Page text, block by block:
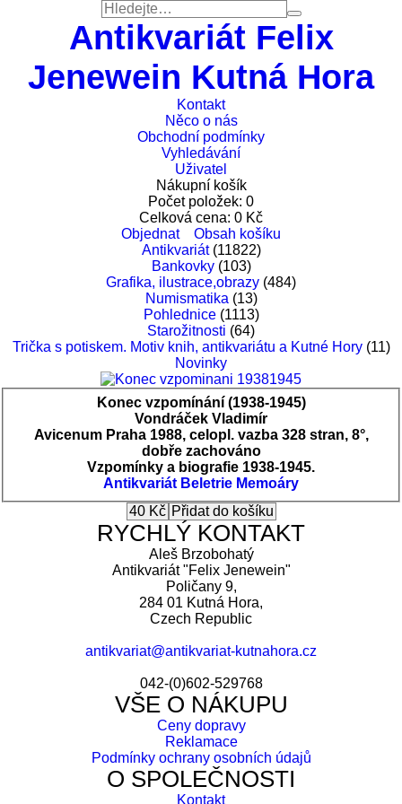
Antikvariát Felix
Jenewein Kutná Hora
Kontakt
Něco o nás
Obchodní podmínky
Vyhledávání
Uživatel
Nákupní košík
Počet položek: 0
Celková cena: 0 Kč
Objednat
Obsah košíku
Antikvariát(11822)
Bankovky(103)
Grafika, ilustrace,obrazy (484)
Numismatika (13)
Pohlednice(1113)
Starožitnosti (64)
Trička s potiskem. Motiv knih, antikvariátu a Kutné Hory(11)
Novinky
Konec vzpomínání (1938-1945)
Vondráček Vladimír
Avicenum Praha 1988, celopl. vazba 328 stran, 8°,
dobře zachováno
Vzpomínky a biografie 1938-1945.
Antikvariát Beletrie Memoáry
RYCHLÝ KONTAKT
Aleš Brzobohatý
Antikvariát "Felix Jenewein"
Poličany 9,
284 01 Kutná Hora,
Czech Republic
antikvariat@antikvariat-kutnahora.cz
042-(0)602-529768
VŠE O NÁKUPU
Ceny dopravy
Reklamace
Podmínky ochrany osobních údajů
O SPOLEČNOSTI
Kontakt